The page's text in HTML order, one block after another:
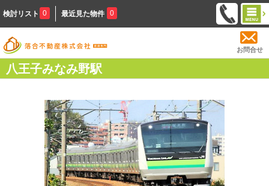
検討リスト 0 最近見た物件 0
お問合せ
八王子みなみ野駅